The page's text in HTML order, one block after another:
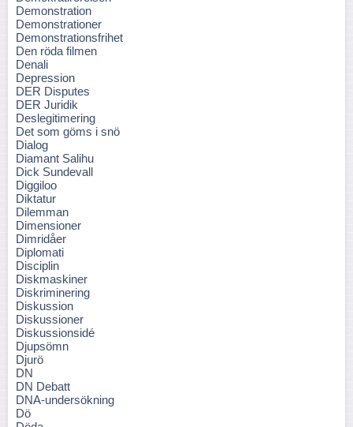
Demonstration
Demonstrationer
Demonstrationsfrihet
Den röda filmen
Denali
Depression
DER Disputes
DER Juridik
Deslegitimering
Det som göms i snö
Dialog
Diamant Salihu
Dick Sundevall
Diggiloo
Diktatur
Dilemman
Dimensioner
Dimridåer
Diplomati
Disciplin
Diskmaskiner
Diskriminering
Diskussion
Diskussioner
Diskussionsidé
Djupsömn
Djurö
DN
DN Debatt
DNA-undersökning
Dö